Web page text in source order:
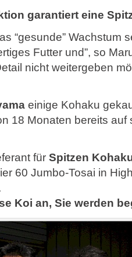
garantiert eine
“gesunde” Wachstum
Futter und”, so
nicht weitergeben
einige Kohaku
18 Monaten bereits
für Spitzen
60 Jumbo-Tosai in
Koi an, Sie werden